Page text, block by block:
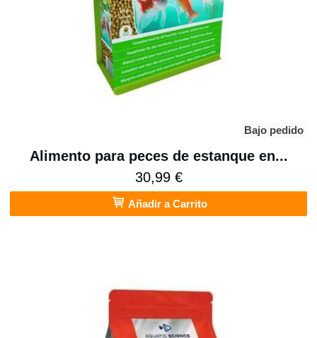
Bajo pedido
Alimento para peces de estanque en...
30,99 €
Añadir a Carrito